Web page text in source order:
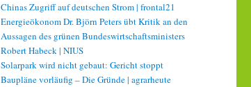
Chinas Zugriff auf deutschen Strom | frontal21
Energieökonom Dr. Björn Peters übt Kritik an den
Aussagen des grünen Bundeswirtschaftsministers
Robert Habeck | NIUS
Solarpark wird nicht gebaut: Gericht stoppt
Baupläne vorläufig – Die Gründe | agrarheute